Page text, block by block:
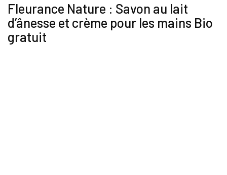
Fleurance Nature : Savon au lait
d’ânesse et crème pour les mains Bio
gratuit